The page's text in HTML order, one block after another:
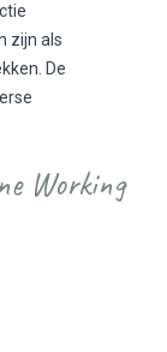
zijn als
De
Working